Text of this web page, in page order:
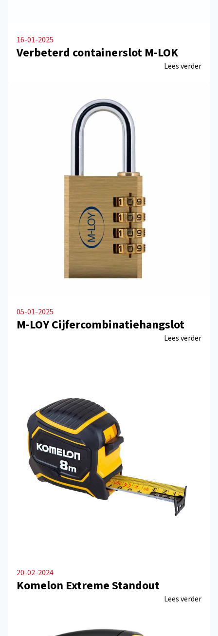
16-01-2025
Verbeterd containerslot M-LOK
Lees verder
05-01-2025
M-LOY Cijfercombinatiehangslot
Lees verder
20-02-2024
Komelon Extreme Standout
Lees verder